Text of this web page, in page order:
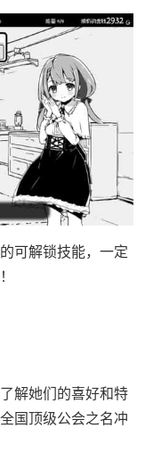
可解锁技能，一定
解她们的喜好和特
国顶级公会之名冲